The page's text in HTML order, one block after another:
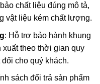
chất liệu đúng mô tả,
vật liệu kém chất lượng.
: Hỗ trợ bảo hành khung
xuất theo thời gian quy
cho quý khách.
sách đổi trả sản phẩm